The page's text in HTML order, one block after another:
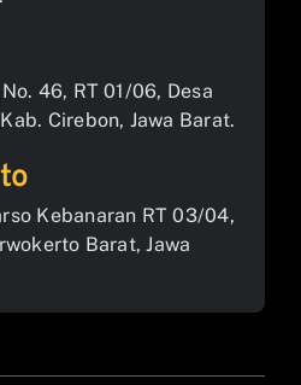
46, RT 01/06, Desa
Cirebon, Jawa Barat.
Kebanaran RT 03/04,
Barat, Jawa